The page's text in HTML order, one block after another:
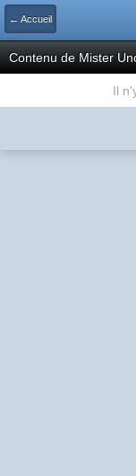
← Accueil
Contenu de Mister
Il